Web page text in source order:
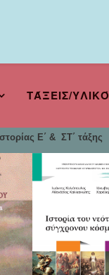
ΤΆΞΕΙΣ/ΥΛΙΚΌ
Ε΄ & ΣΤ΄ τάξης